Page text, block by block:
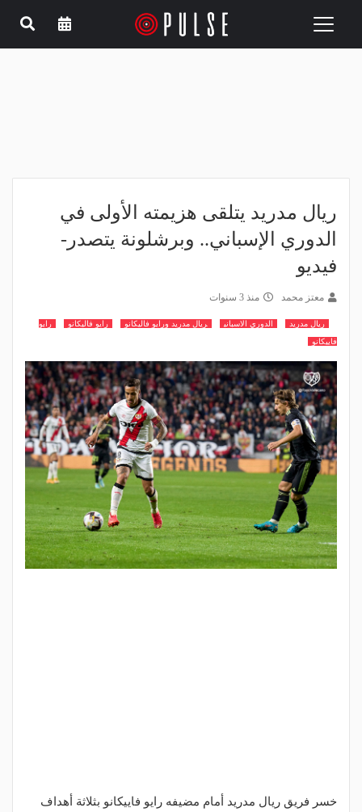
Toggle
ريال مدريد يتلقى هزيمته الأولى في
الدوري الإسباني.. وبرشلونة يتصدر-
فيديو
معتز محمد منذ 3 سنوات
ريال مدريد الدوري الاسباني ريال مدريد ورايو فاليكانو رايو فاليكانو
رايو
فاييكانو
خسر فريق ريال مدريد أمام مضيفه رايو فاييكانو بثلاثة أهداف